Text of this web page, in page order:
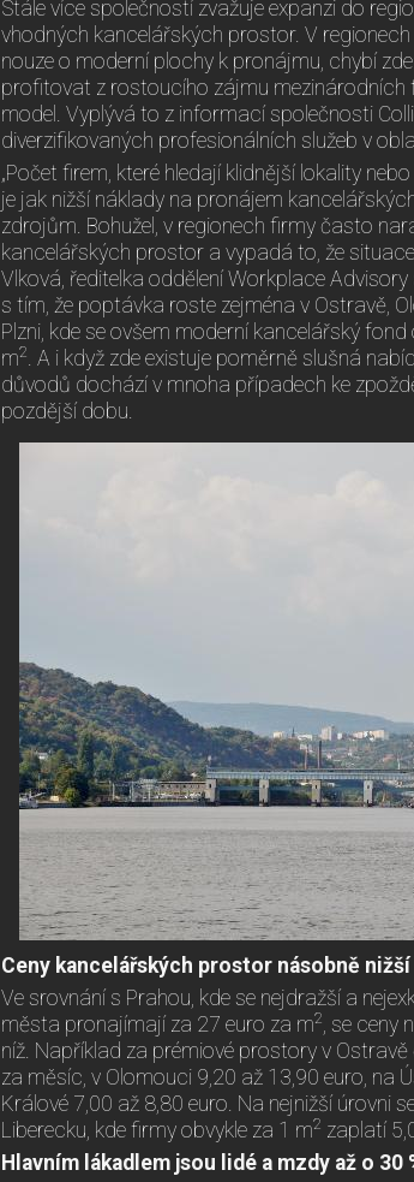
Stále více společností zvažuje expanzi do
vhodných kancelářských prostor. V
nouze o moderní plochy k pronájmu, chybí
profitovat z rostoucího zájmu mezinárodních
model. Vyplývá to z informací společnosti
diverzifikovaných profesionálních služeb v
„Počet firem, které hledají klidnější lokality
je jak nižší náklady na pronájem
zdrojům. Bohužel, v regionech firmy často
kancelářských prostor a vypadá to, že
Vlková, ředitelka oddělení Workplace
s tím, že poptávka roste zejména v Ostravě,
Plzni, kde se ovšem moderní kancelářský
m2. A i když zde existuje poměrně slušná
důvodů dochází v mnoha případech ke
pozdější dobu.
Ceny kancelářských prostor násobně nižší
Ve srovnání s Prahou, kde se nejdražší a
města pronajímají za 27 euro za m2, se ceny
níž. Například za prémiové prostory v
za měsíc, v Olomouci 9,20 až 13,90 euro, na
Králové 7,00 až 8,80 euro. Na nejnižší úrovni
Liberecku, kde firmy obvykle za 1 m2 zaplatí
Hlavním lákadlem jsou lidé a mzdy až o 30